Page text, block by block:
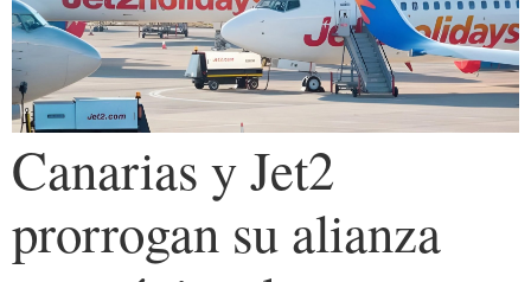
Canarias y Jet2
prorrogan su alianza